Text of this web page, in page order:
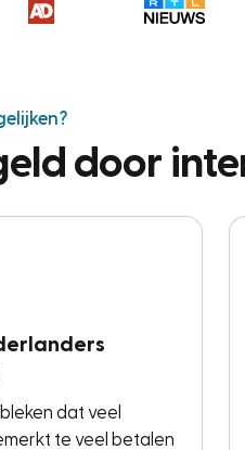
door
dat veel
te veel betalen